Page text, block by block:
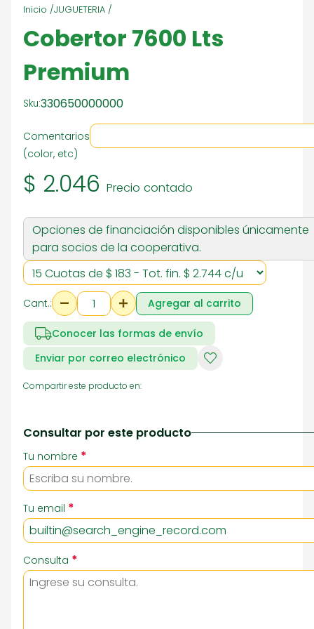
Inicio /JUGUETERIA /
Cobertor 7600 Lts
Premium
Sku:330650000000
Comentarios
(color, etc)
$ 2.046 Precio contado
Opciones de financiación disponibles únicamente
para socios de la cooperativa.
Cant.: Agregar al carrito
Conocer las formas de envío
Enviar por correo electrónico
Compartir este producto en:
Consultar por este producto
Tu nombre *
Tu email *
Consulta *